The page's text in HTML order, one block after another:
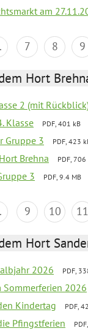
am
7 8 9
Hort
2 (mit
Klasse PDF, 401 kB
Gruppe 3 PDF, 423
Brehna PDF, 706
3 PDF, 9.4 MB
9 10 11
Hort
2026 PDF,
2026
Kindertag PDF,
Pfingstferien